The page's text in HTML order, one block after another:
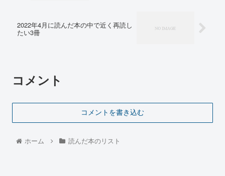
2022年4月に読んだ本の中で近く再読し
たい3冊
コメント
コメントを書き込む
ホーム 読んだ本のリスト